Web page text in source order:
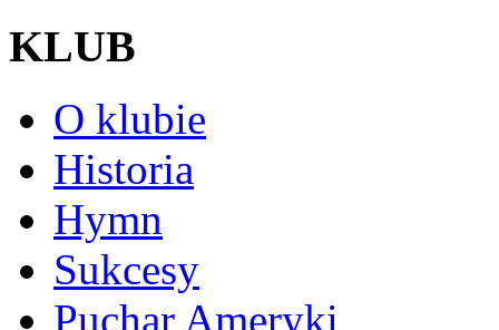
KLUB
O klubie
Historia
Hymn
Sukcesy
Puchar Ameryki